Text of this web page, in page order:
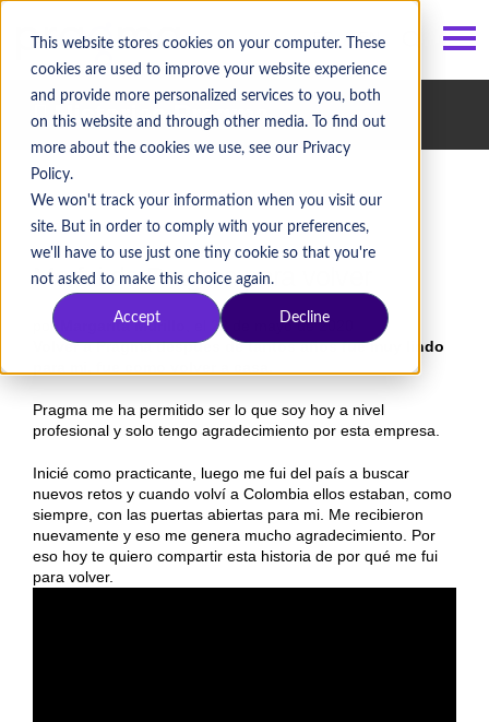
This website stores cookies on your computer. These
cookies are used to improve your website experience
and provide more personalized services to you, both
on this website and through other media. To find out
more about the cookies we use, see our Privacy
Policy.
We won't track your information when you visit our
site. But in order to comply with your preferences,
we'll have to use just one tiny cookie so that you're
not asked to make this choice again.
Accept Decline
ES / EN
Historias Pragma
Me fui de Pragma para volver
por Margarita Murillo
, el 22 de mayo de 2020
Volver a Pragma después de tantos años fue muy lindo
Pragma me ha permitido ser lo que soy hoy a nivel
profesional y solo tengo agradecimiento por esta empresa.
Inicié como practicante, luego me fui del país a buscar
nuevos retos y cuando volví a Colombia ellos estaban, como
siempre, con las puertas abiertas para mi. Me recibieron
nuevamente y eso me genera mucho agradecimiento. Por
eso hoy te quiero compartir esta historia de por qué me fui
para volver.